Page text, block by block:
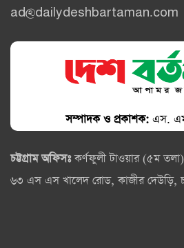
ad@dailydeshbartaman.com
সম্পাদক ও প্রকাশক: এস.
চট্টগ্রাম অফিসঃকর্ণফুলী টাওয়ার (৫ম
৬৩ এস এস খালেদ রোড, কাজীর দেউড়ি,